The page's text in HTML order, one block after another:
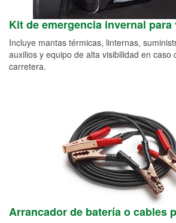
Kit de emergencia invernal
Incluye mantas térmicas, linternas,
auxilios y equipo de alta visibilidad en caso
carretera.
Arrancador de batería o cables